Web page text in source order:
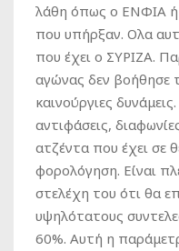
λάθη όπως ο ΕΝΦΙΑ ή
που υπήρξαν. Ολα
που έχει ο ΣΥΡΙΖΑ.
αγώνας δεν βοήθησε
καινούργιες
αντιφάσεις,
ατζέντα που έχει σε
φορολόγηση. Είναι
στελέχη του ότι θα
υψηλότατους
60%. Αυτή η